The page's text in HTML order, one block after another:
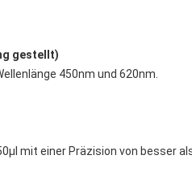
gestellt)
450nm und 620nm.
mit einer Präzision von besser